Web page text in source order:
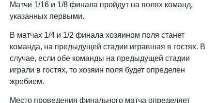
Матчи 1/16 и 1/8 финала пройдут на полях команд,
указанных первыми.
В матчах 1/4 и 1/2 финала хозяином поля станет
команда, на предыдущей стадии игравшая в гостях. В
случае, если обе команды на предыдущей стадии
играли в гостях, то хозяин поля будет определен
жребием.
Место проведения финального матча определяет